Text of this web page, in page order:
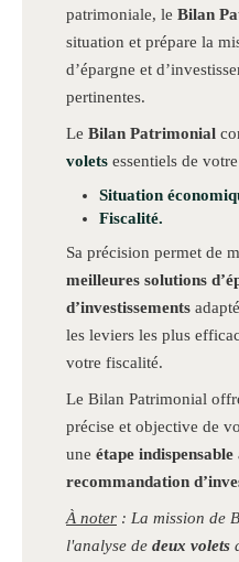
patrimoniale, le Bilan
situation et prépare la
d’épargne et
pertinentes.
Le Bilan Patrimonial
volets essentiels de
Situation
Fiscalité.
Sa précision permet de
meilleures solutions
d’investissements
les leviers les plus
votre fiscalité.
Le Bilan Patrimonial
précise et objective de
une étape
recommandation
À noter : La mission de
l'analyse de deux volets